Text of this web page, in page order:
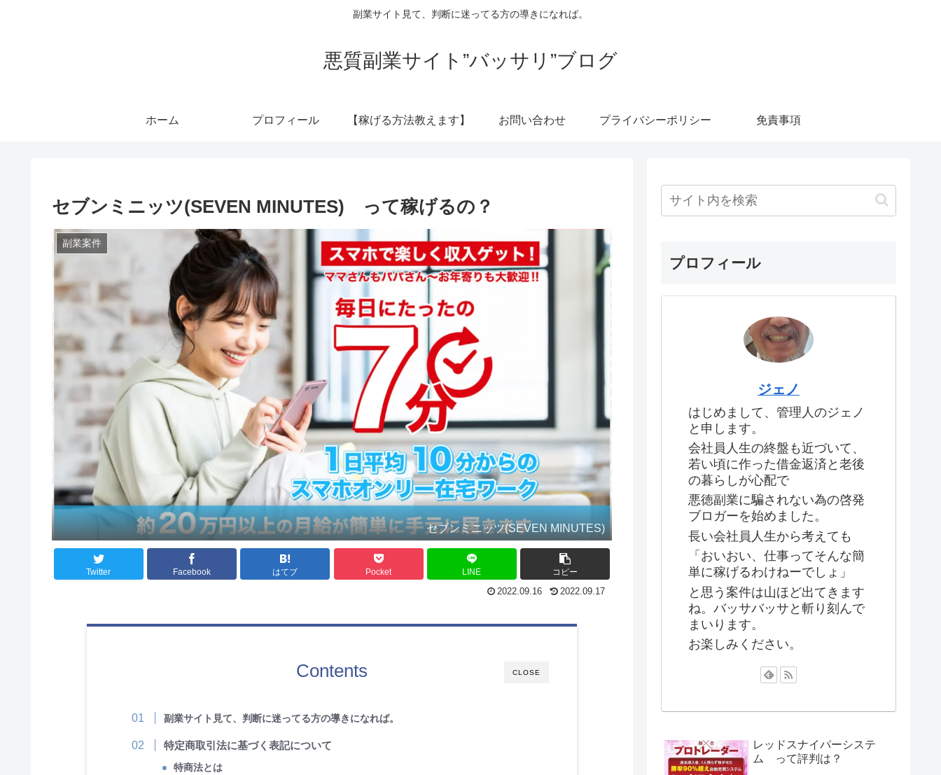
副業サイト見て、判断に迷ってる方の導きになれば。
悪質副業サイト”バッサリ”ブログ
ホーム プロフィール 【稼げる方法教えます】 お問い合わせ プライバシーポリシー 免責事項
セブンミニッツ(SEVEN MINUTES) って稼げるの？
副業案件
セブンミニッツ(SEVEN MINUTES)
Twitter Facebook はてブ Pocket LINE コピー
2022.09.16 2022.09.17
CLOSE
Contents
副業サイト見て、判断に迷ってる方の導きになれば。
特定商取引法に基づく表記について
特商法とは
プロフィール
ジェノ
はじめまして、管理人のジェノ
と申します。
会社員人生の終盤も近づいて、
若い頃に作った借金返済と老後
の暮らしが心配で
悪徳副業に騙されない為の啓発
ブロガーを始めました。
長い会社員人生から考えても
「おいおい、仕事ってそんな簡
単に稼げるわけねーでしょ」
と思う案件は山ほど出てきます
ね。バッサバッサと斬り刻んで
まいります。
お楽しみください。
レッドスナイパーシステ
ム って評判は？